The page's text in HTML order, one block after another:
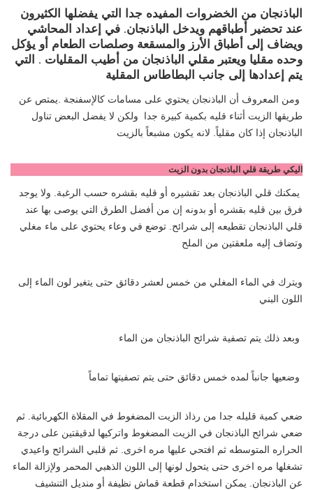
الباذنجان من الخضروات المفيده جدا التي يفضلها الكثيرون
عند تحضير أطباقهم ويدخل الباذنجان. في إعداد المحاشي
ويضاف إلى أطباق الأرز والمسقعة وصلصات الطعام أو يؤكل
وحده مقليا ويعتبر مقلي الباذنجان من أطيب المقليات . التي
يتم إعدادها إلى جانب البطاطاس المقلية
ومن المعروف أن الباذنجان يحتوي على مسامات كالإسفنجة .يمتص عن
طريقها الزيت أثناء قليه بكمية كبيرة جدا ولكن لا يفضل البعض تناول
الباذنجان إذا كان مقلياً. لانه يكون مشبعاً بالزيت
اليكي طريقة قلي الباذنجان بدون الزيت
يمكنك قلي الباذنجان بعد تقشيره أو قليه بقشره حسب الرغبة. ولا يوجد
فرق بين قليه بقشره أو بدونه إن من أفضل الطرق التي يوصى بها عند
قلي الباذنجان تقطيعه إلى شرائح. توضع في وعاء يحتوي على ماء مغلي
وتضاف إليه ملعقتين من الملح
ويترك في الماء المغلي من خمس لعشر دقائق حتى يتغير لون الماء إلى
اللون البني
وبعد ذلك يتم تصفية شرائح الباذنجان من الماء
وضعيها جانباً لمده خمس دقائق حتى يتم تصفيتها تماماً
ضعي كمية قليله جدا من رذاذ الزيت المضغوط في المقلاة الكهربائية. ثم
ضعي شرائح الباذنجان في الزيت المضغوط واتركيها لدقيقتين على درجة
الحراره المتوسطه ثم افتحي عليها مره اخرى. ثم قلبي الشرائح واعيدي
تشغلها مره اخرى حتى يتحول لونها إلى اللون الذهبي المحمر ولإزالة الماء
عن الباذنجان. يمكن استخدام قطعة قماش نظيفة أو منديل التنشيف